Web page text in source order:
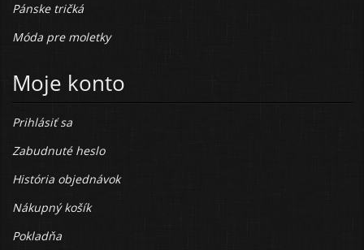
Pánske tričká
Móda pre moletky
Moje konto
Prihlásiť sa
Zabudnuté heslo
História objednávok
Nákupný košík
Pokladňa